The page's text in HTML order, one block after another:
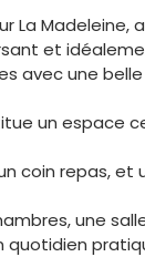
La
et
avec une
un
coin repas,
une
quotidien